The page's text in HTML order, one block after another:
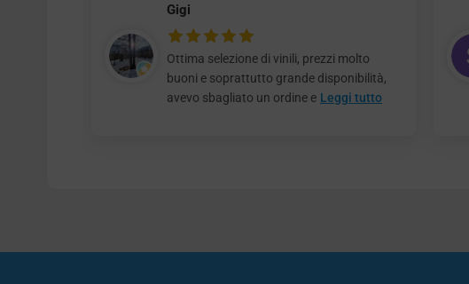
Gigi
Ottima selezione di vinili, prezzi molto
buoni e soprattutto grande disponibilità,
avevo sbagliato un ordine e Leggi tutto